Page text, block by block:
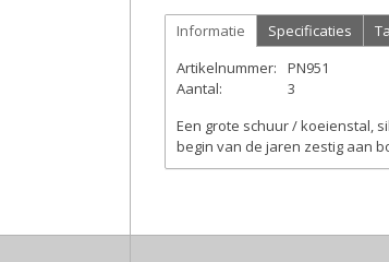
Informatie Specificaties
Artikelnummer:
PN951
Aantal:
3
Een grote schuur / koeienstal,
begin van de jaren zestig aan